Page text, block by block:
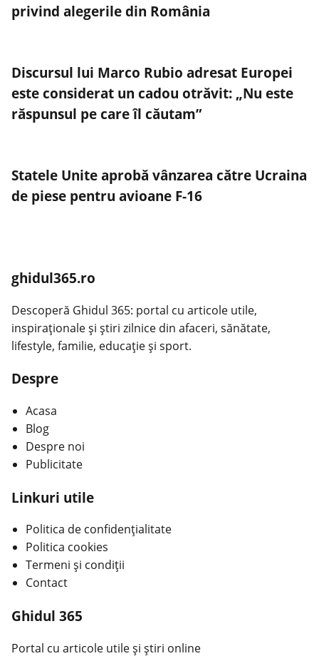
privind alegerile din România
Discursul lui Marco Rubio adresat Europei
este considerat un cadou otrăvit: „Nu este
răspunsul pe care îl căutam”
Statele Unite aprobă vânzarea către Ucraina
de piese pentru avioane F-16
ghidul365.ro
Descoperă Ghidul 365: portal cu articole utile,
inspiraționale și știri zilnice din afaceri, sănătate,
lifestyle, familie, educație și sport.
Despre
Acasa
Blog
Despre noi
Publicitate
Linkuri utile
Politica de confidențialitate
Politica cookies
Termeni și condiții
Contact
Ghidul 365
Portal cu articole utile și știri online